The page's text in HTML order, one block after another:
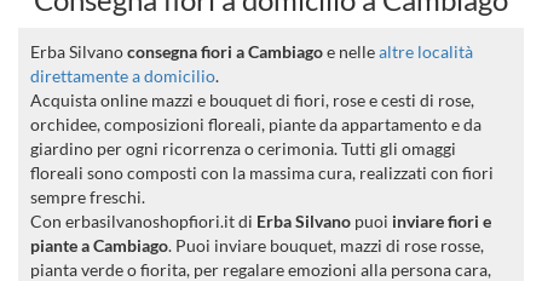
Erba Silvanoconsegna fiori a Cambiagoe nellealtre località
direttamente a domicilio.
Acquista online mazzi e bouquet di fiori, rose e cesti di rose,
orchidee, composizioni floreali, piante da appartamento e da
giardino per ogni ricorrenza o cerimonia. Tutti gli omaggi
floreali sono composti con la massima cura, realizzati con fiori
sempre freschi.
Con erbasilvanoshopfiori.it di Erba Silvano puoi inviare fiori e
piante a Cambiago. Puoi inviare bouquet, mazzi di rose rosse,
pianta verde o fiorita, per regalare emozioni alla persona cara,